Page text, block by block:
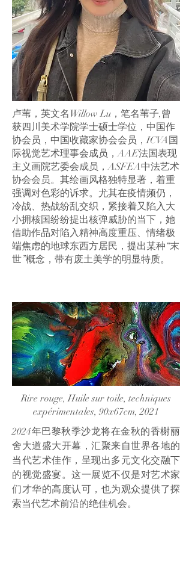
卢苇，英文名Willow Lu，笔名苇子,曾
获四川美术学院学士硕士学位，中国作
协会员，中国收藏家协会会员，ICVA国
际视觉艺术理事会成员，AAE法国表现
主义画院艺委会成员，ASFEA中法艺术
协会会员。其绘画风格独特显著，着重
强调对色彩的诉求。尤其在疫情频仍，
冷战、热战纷乱交织，紧接着又陷入大
小拥核国纷纷提出核弹威胁的当下，她
借助作品对陷入精神高度重压、情绪极
端焦虑的地球东西方居民，提出某种“末
世”概念，带有废土美学的明显特质。
Rire rouge, Huile sur toile, techniques
expérimentales, 90x67cm, 2021
2024年巴黎秋季沙龙将在金秋的香榭丽
舍大道盛大开幕，汇聚来自世界各地的
当代艺术佳作，呈现出多元文化交融下
的视觉盛宴。这一展览不仅是对艺术家
们才华的高度认可，也为观众提供了探
索当代艺术前沿的绝佳机会。